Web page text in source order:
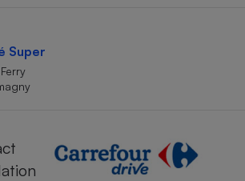
Super
Cafetière à expressos